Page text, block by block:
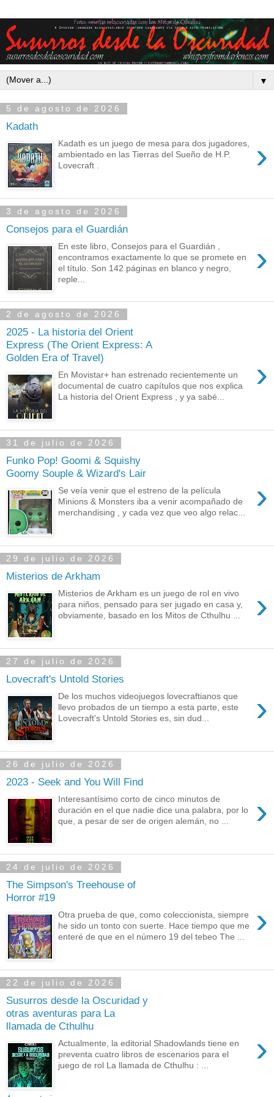
▼
5 de agosto de 2026
Kadath
›
Kadath es un juego de mesa para dos jugadores,
ambientado en las Tierras del Sueño de H.P.
Lovecraft .
3 de agosto de 2026
Consejos para el Guardián
›
En este libro, Consejos para el Guardián ,
encontramos exactamente lo que se promete en
el título. Son 142 páginas en blanco y negro,
reple...
2 de agosto de 2026
2025 - La historia del Orient
Express (The Orient Express: A
Golden Era of Travel)
›
En Movistar+ han estrenado recientemente un
documental de cuatro capítulos que nos explica
La historia del Orient Express , y ya sabé...
31 de julio de 2026
Funko Pop! Goomi & Squishy
Goomy Souple & Wizard's Lair
›
Se veía venir que el estreno de la película
Minions & Monsters iba a venir acompañado de
merchandising , y cada vez que veo algo relac...
29 de julio de 2026
Misterios de Arkham
›
Misterios de Arkham es un juego de rol en vivo
para niños, pensado para ser jugado en casa y,
obviamente, basado en los Mitos de Cthulhu ...
27 de julio de 2026
Lovecraft's Untold Stories
›
De los muchos videojuegos lovecraftianos que
llevo probados de un tiempo a esta parte, este
Lovecraft's Untold Stories es, sin dud...
26 de julio de 2026
2023 - Seek and You Will Find
›
Interesantísimo corto de cinco minutos de
duración en el que nadie dice una palabra, por lo
que, a pesar de ser de origen alemán, no ...
24 de julio de 2026
The Simpson's Treehouse of
Horror #19
›
Otra prueba de que, como coleccionista, siempre
he sido un tonto con suerte. Hace tiempo que me
enteré de que en el número 19 del tebeo The ...
22 de julio de 2026
Susurros desde la Oscuridad y
otras aventuras para La
llamada de Cthulhu
›
Actualmente, la editorial Shadowlands tiene en
preventa cuatro libros de escenarios para el
juego de rol La llamada de Cthulhu : ...